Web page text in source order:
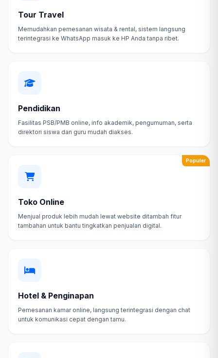
Tour Travel
Memudahkan pemesanan wisata & rental, sistem langsung
terintegrasi ke WhatsApp masuk ke HP Anda tanpa ribet.
Pendidikan
Fasilitas PSB/PMB online, info akademik, pengumuman, serta
direktori siswa dan guru mudah diakses.
Populer
Toko Online
Menjual produk lebih mudah lewat website ditambah fitur
tambahan untuk bantu tingkatkan penjualan digital.
Hotel & Penginapan
Pemesanan kamar online, langsung terintegrasi dengan chat
untuk komunikasi cepat dengan tamu.